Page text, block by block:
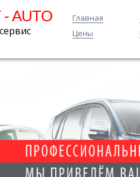
- AUTO Главная
Цены